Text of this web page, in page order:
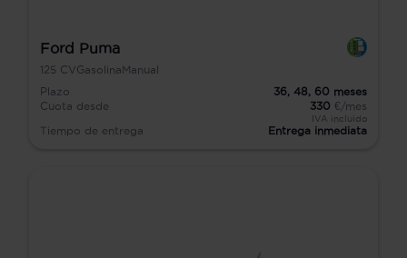
Ford Puma
125 CVGasolinaManual
Plazo
36, 48, 60 meses
Cuota desde
330 €/mes
IVA incluido
Tiempo de entrega Entrega inmediata